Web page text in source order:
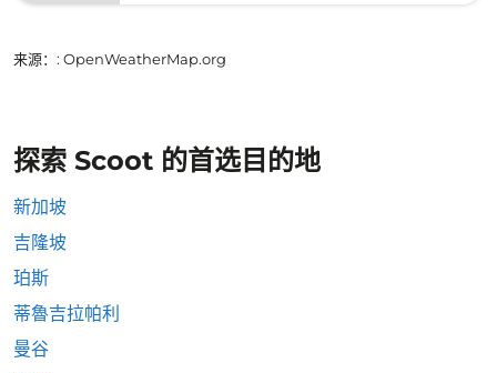
来源： : OpenWeatherMap.org
探索 Scoot 的首选目的地
新加坡
吉隆坡
珀斯
蒂魯吉拉帕利
曼谷